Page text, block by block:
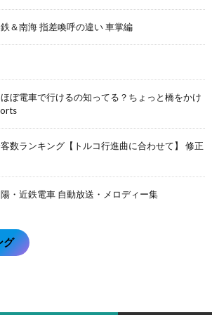
＆南海 指差喚呼の違い 車掌編
ぼ電車で行けるの知ってる？ちょっと橋をかけ
数ランキング【トルコ行進曲に合わせて】 修正
陽・近鉄電車 自動放送・メロディー集
グ